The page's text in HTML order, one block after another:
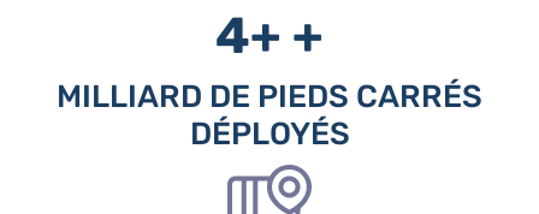
4+ +
MILLIARD DE PIEDS CARRÉS
DÉPLOYÉS